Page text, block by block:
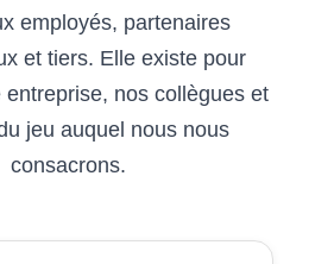
employés, partenaires
et tiers. Elle existe pour
entreprise, nos collègues et
jeu auquel nous nous
consacrons.